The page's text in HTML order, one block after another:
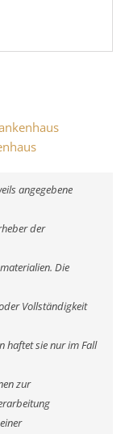
angegebene
der
Die
Vollständigkeit
haftet sie nur im Fall
zur